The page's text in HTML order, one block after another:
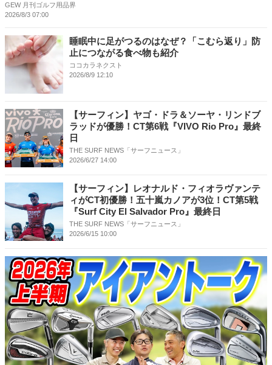
GEW 月刊ゴルフ用品界
2026/8/3 07:00
睡眠中に足がつるのはなぜ？「こむら返り」防
止につながる食べ物も紹介
ココカラネクスト
2026/8/9 12:10
【サーフィン】ヤゴ・ドラ＆ソーヤ・リンドブ
ラッドが優勝！CT第6戦『VIVO Rio Pro』最終
日
THE SURF NEWS「サーフニュース」
2026/6/27 14:00
【サーフィン】レオナルド・フィオラヴァンテ
ィがCT初優勝！五十嵐カノアが3位！CT第5戦
『Surf City El Salvador Pro』最終日
THE SURF NEWS「サーフニュース」
2026/6/15 10:00